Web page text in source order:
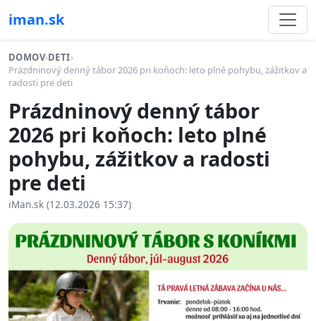
iman.sk
DOMOV›DETI›
Prázdninový denný tábor 2026 pri koňoch: leto plné pohybu, zážitkov a
radosti pre deti
Prázdninový denný tábor
2026 pri koňoch: leto plné
pohybu, zážitkov a radosti
pre deti
iMan.sk (12.03.2026 15:37)